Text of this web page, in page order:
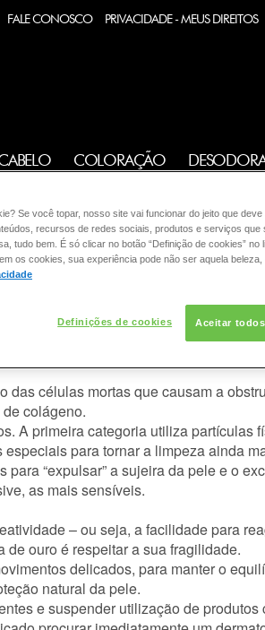
FALE CONOSCO PRIVACIDADE - MEUS DIREITOS
COLORAÇÃO
um esfoliante?
demanda cuidados específicos
cautela. Os dermatologistas não
semana, com produtos que sejam
das células mortas que causam a
colágeno.
A primeira categoria utiliza partículas
para tornar a limpeza ainda
“expulsar” a sujeira da pele e o
as mais sensíveis.
– ou seja, a facilidade para
ouro é respeitar a sua fragilidade.
delicados, para manter o
natural da pele.
e suspender utilização de
Se você topar, nosso site vai funcionar do jeito que
recursos de redes sociais, produtos e serviços que
tudo bem. É só clicar no botão “Definição de cookies” no
os cookies, sua experiência pode não ser aquela beleza,
Definições de cookies Aceitar